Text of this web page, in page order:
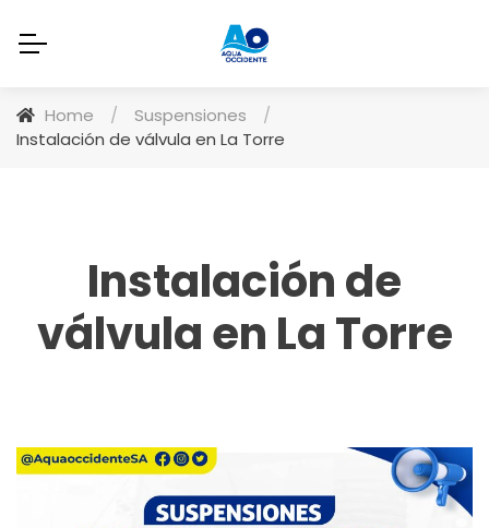
Home / Suspensiones
/
Instalación de válvula en La Torre
Instalación de
válvula en La Torre